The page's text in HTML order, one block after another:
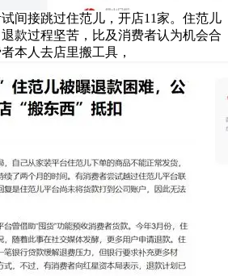
间接跳过住范儿，开店11家。住范儿
款过程坚苦，比及消费者认为机会合
本人去店里搬工具，